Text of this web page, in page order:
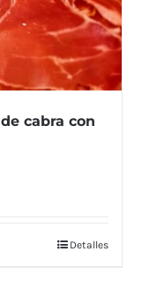
cabra con
Detalles